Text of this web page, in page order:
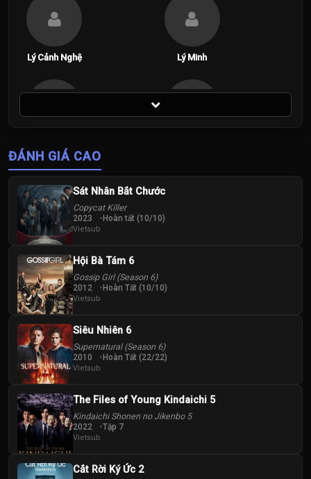
Lý Cảnh Nghệ Lý Minh
ĐÁNH GIÁ CAO
Sát Nhân Bắt Chước
Copycat Killer
2023 Hoàn tất (10/10)
Vietsub
Hội Bà Tám 6
Gossip Girl (Season 6)
2012 Hoàn Tất (10/10)
Vietsub
Siêu Nhiên 6
Supernatural (Season 6)
2010 Hoàn Tất (22/22)
Vietsub
The Files of Young Kindaichi 5
Kindaichi Shonen no Jikenbo 5
2022 Tập 7
Vietsub
Cắt Rời Ký Ức 2